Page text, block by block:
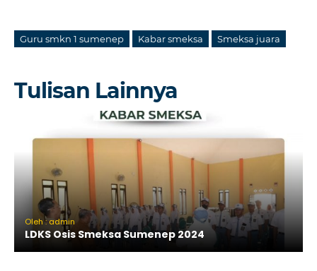
Guru smkn 1 sumenep Kabar smeksa Smeksa juara
Tulisan Lainnya
Oleh : admin
LDKS Osis Smeksa Sumenep 2024